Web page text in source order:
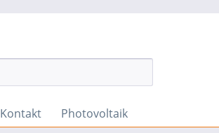
Kontakt Photovoltaik